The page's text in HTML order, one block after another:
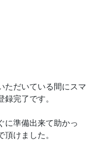
ただいている間にスマ
完了です。
に準備出来て助かっ
けました。